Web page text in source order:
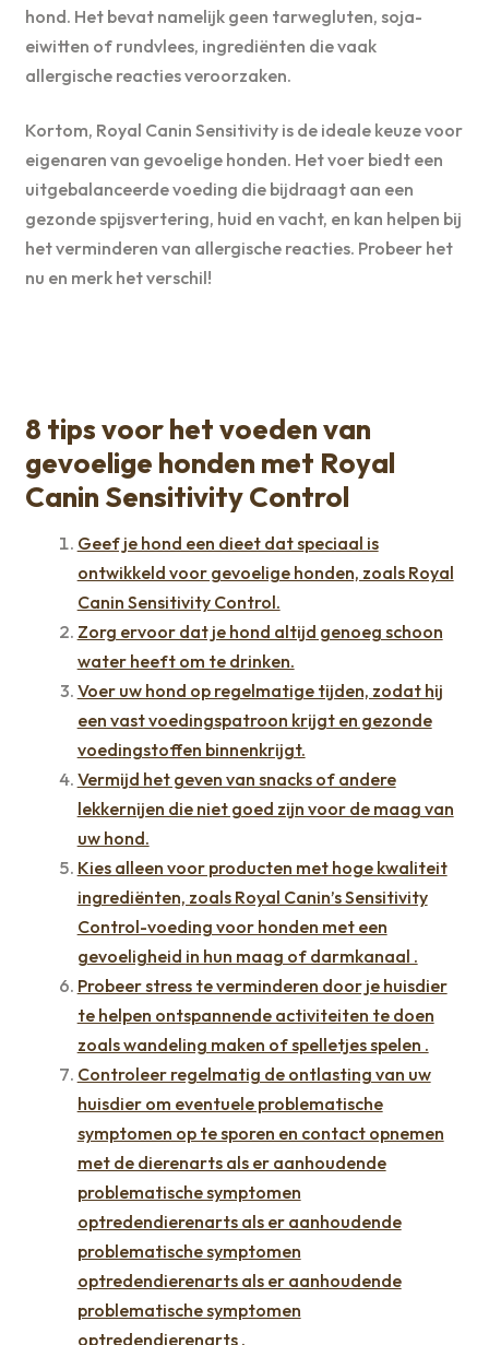
hond. Het bevat namelijk geen tarwegluten, soja-
eiwitten of rundvlees, ingrediënten die vaak
allergische reacties veroorzaken.
Kortom, Royal Canin Sensitivity is de ideale keuze voor
eigenaren van gevoelige honden. Het voer biedt een
uitgebalanceerde voeding die bijdraagt aan een
gezonde spijsvertering, huid en vacht, en kan helpen bij
het verminderen van allergische reacties. Probeer het
nu en merk het verschil!
8 tips voor het voeden van
gevoelige honden met Royal
Canin Sensitivity Control
Geef je hond een dieet dat speciaal is
ontwikkeld voor gevoelige honden, zoals Royal
Canin Sensitivity Control.
Zorg ervoor dat je hond altijd genoeg schoon
water heeft om te drinken.
Voer uw hond op regelmatige tijden, zodat hij
een vast voedingspatroon krijgt en gezonde
voedingstoffen binnenkrijgt.
Vermijd het geven van snacks of andere
lekkernijen die niet goed zijn voor de maag van
uw hond.
Kies alleen voor producten met hoge kwaliteit
ingrediënten, zoals Royal Canin’s Sensitivity
Control-voeding voor honden met een
gevoeligheid in hun maag of darmkanaal .
Probeer stress te verminderen door je huisdier
te helpen ontspannende activiteiten te doen
zoals wandeling maken of spelletjes spelen .
Controleer regelmatig de ontlasting van uw
huisdier om eventuele problematische
symptomen op te sporen en contact opnemen
met de dierenarts als er aanhoudende
problematische symptomen
optredendierenarts als er aanhoudende
problematische symptomen
optredendierenarts als er aanhoudende
problematische symptomen
optredendierenarts .